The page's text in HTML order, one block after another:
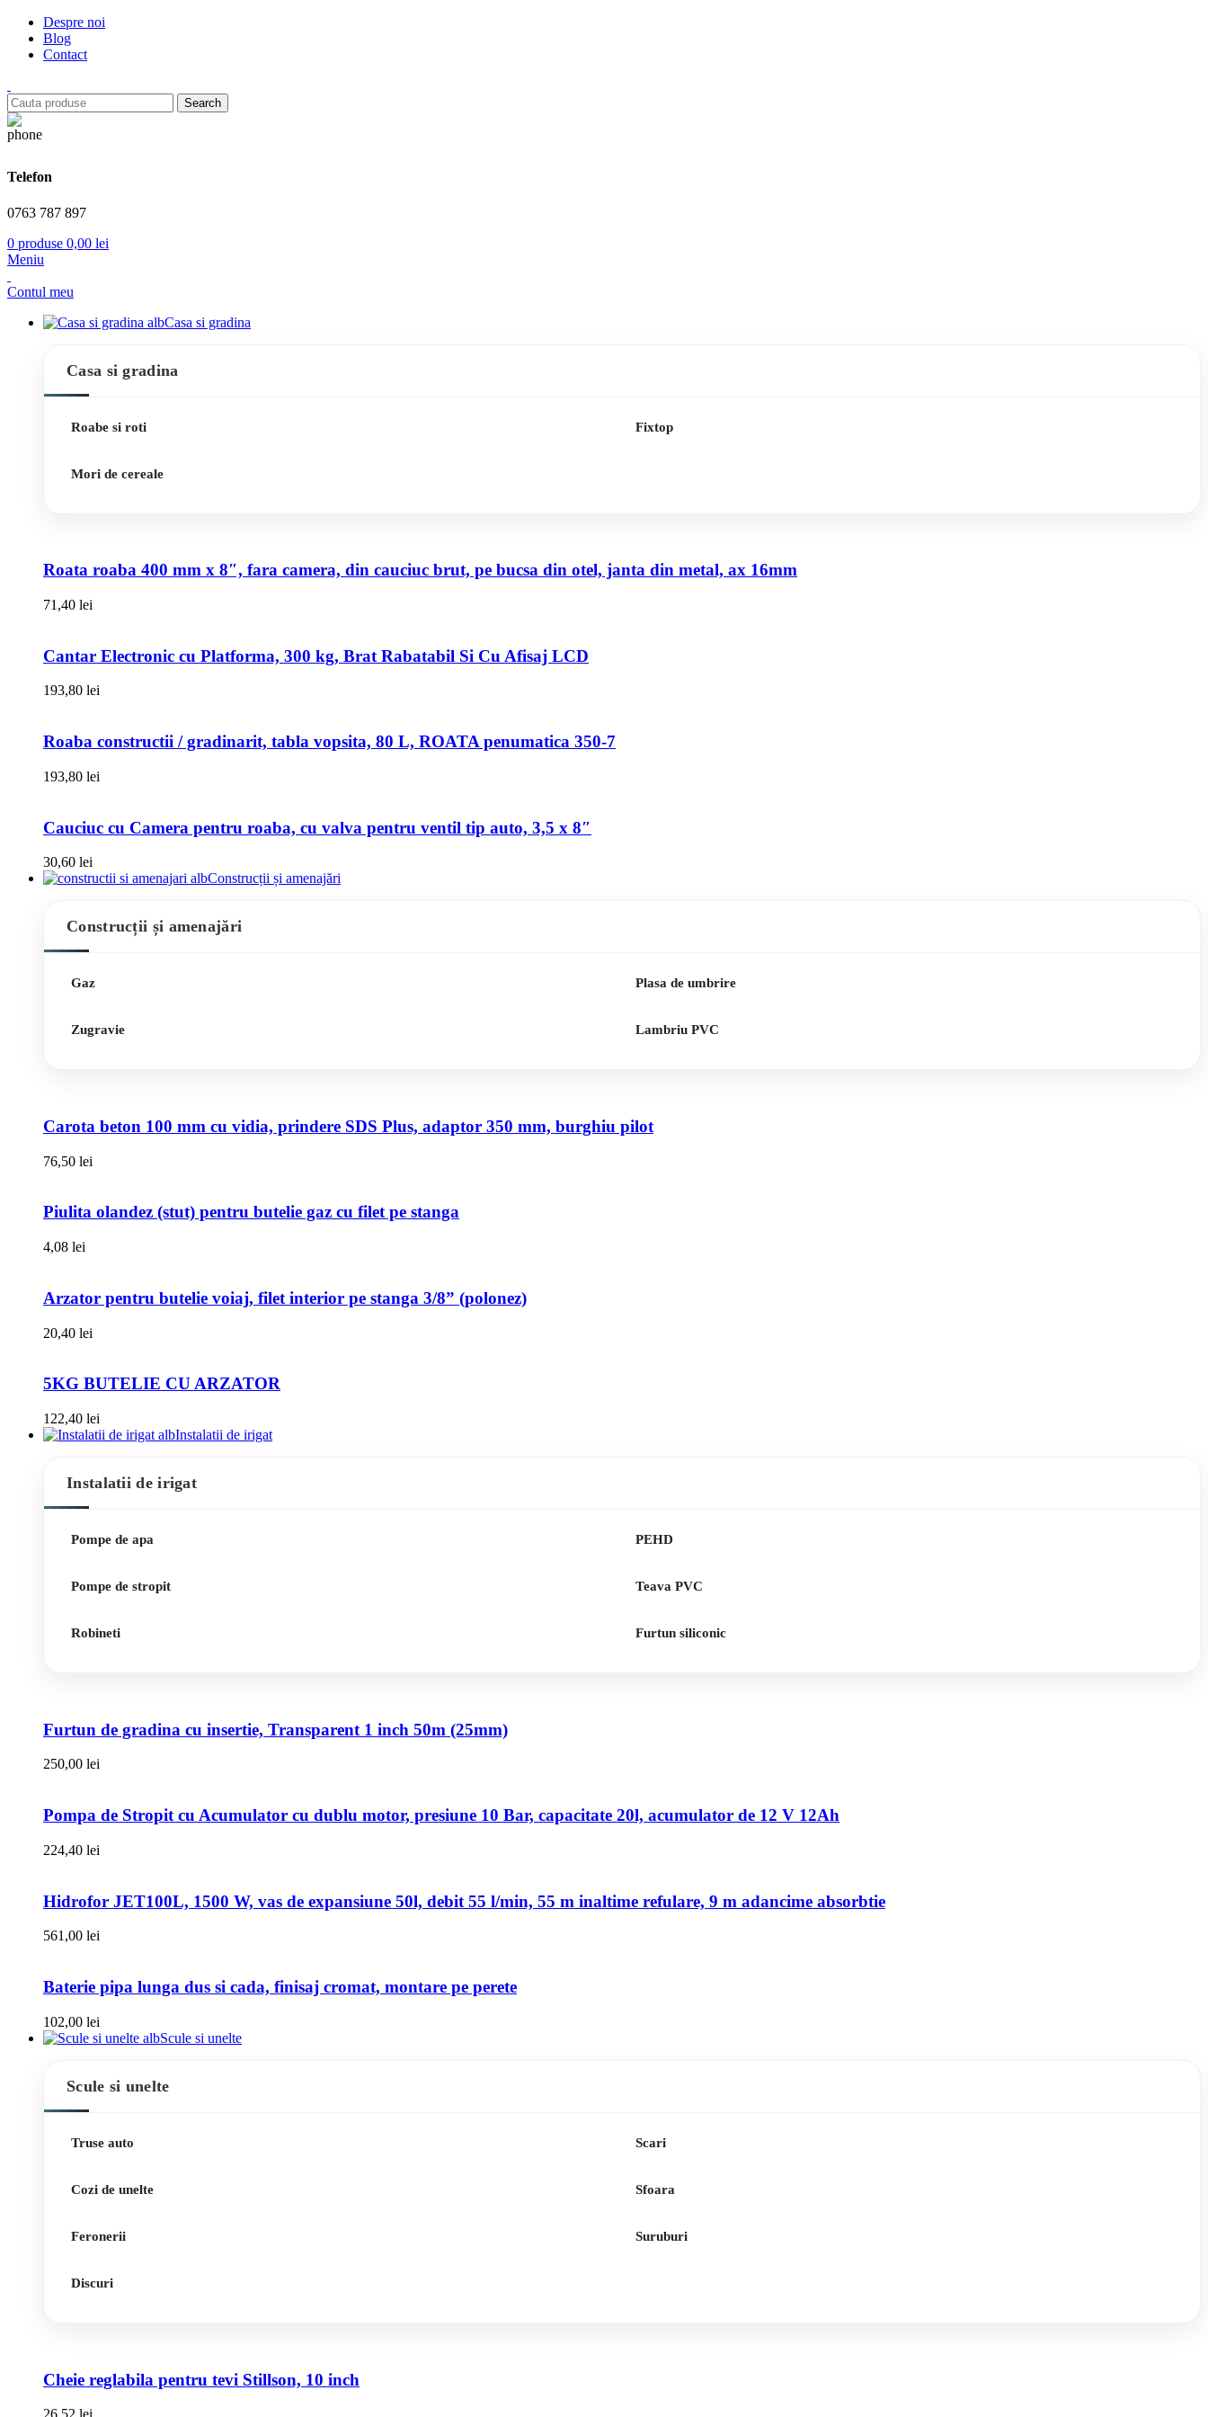
Despre noi
Blog
Contact
Search
Telefon
0763 787 897
0 produse 0,00 lei
Meniu
Contul meu
Casa si gradina
Casa si gradina
Roabe si roti
Mori de cereale
Fixtop
Roata roaba 400 mm x 8″, fara camera, din cauciuc brut, pe bucsa din otel, janta din metal, ax 16mm
71,40 lei
Cantar Electronic cu Platforma, 300 kg, Brat Rabatabil Si Cu Afisaj LCD
193,80 lei
Roaba constructii / gradinarit, tabla vopsita, 80 L, ROATA penumatica 350-7
193,80 lei
Cauciuc cu Camera pentru roaba, cu valva pentru ventil tip auto, 3,5 x 8″
30,60 lei
Construcții și amenajări
Construcții și amenajări
Gaz
Zugravie
Plasa de umbrire
Lambriu PVC
Carota beton 100 mm cu vidia, prindere SDS Plus, adaptor 350 mm, burghiu pilot
76,50 lei
Piulita olandez (stut) pentru butelie gaz cu filet pe stanga
4,08 lei
Arzator pentru butelie voiaj, filet interior pe stanga 3/8” (polonez)
20,40 lei
5KG BUTELIE CU ARZATOR
122,40 lei
Instalatii de irigat
Instalatii de irigat
Pompe de apa
Pompe de stropit
Robineti
PEHD
Teava PVC
Furtun siliconic
Furtun de gradina cu insertie, Transparent 1 inch 50m (25mm)
250,00 lei
Pompa de Stropit cu Acumulator cu dublu motor, presiune 10 Bar, capacitate 20l, acumulator de 12 V 12Ah
224,40 lei
Hidrofor JET100L, 1500 W, vas de expansiune 50l, debit 55 l/min, 55 m inaltime refulare, 9 m adancime absorbtie
561,00 lei
Baterie pipa lunga dus si cada, finisaj cromat, montare pe perete
102,00 lei
Scule si unelte
Scule si unelte
Truse auto
Cozi de unelte
Feronerii
Discuri
Scari
Sfoara
Suruburi
Cheie reglabila pentru tevi Stillson, 10 inch